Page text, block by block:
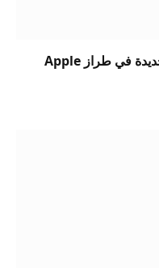
iPhone Ultra قادم: ست ميزات جديدة في طراز Apple